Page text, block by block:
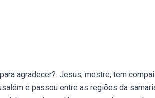
agradecer?. Jesus, mestre, tem
e passou entre as regiões da